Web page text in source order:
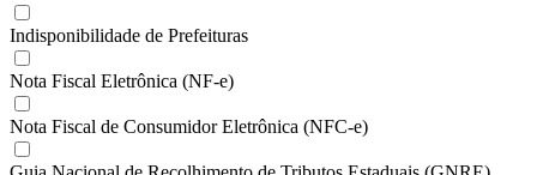
Indisponibilidade de Prefeituras
Nota Fiscal Eletrônica (NF-e)
Nota Fiscal de Consumidor Eletrônica (NFC-e)